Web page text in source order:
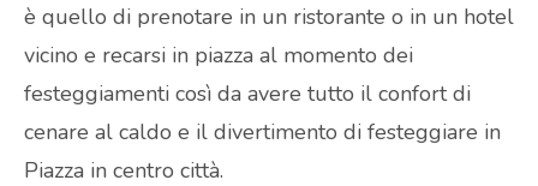
è quello di prenotare in un ristorante o in un hotel
vicino e recarsi in piazza al momento dei
festeggiamenti così da avere tutto il confort di
cenare al caldo e il divertimento di festeggiare in
Piazza in centro città.